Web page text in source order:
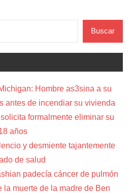
Buscar
Hombre as3sina a su
antes de incendiar su vivienda
formalmente eliminar su
años
y desmiente tajantemente
de salud
padecía cáncer de pulmón
la muerte de la madre de Ben